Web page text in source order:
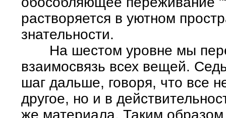
растворяется в уютном
знательности.
На шестом уровне мы
взаимосвязь всех вещей.
шаг дальше, говоря, что все
другое, но и в
же материала. Таким